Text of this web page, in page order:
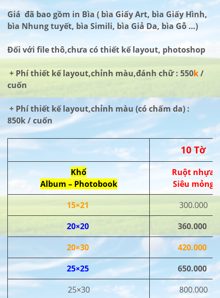
Giá đã bao gồm in Bìa ( bìa Giấy Art, bìa Giấy Hình,
bìa Nhung tuyết, bìa Simili, bìa Giả Da, bìa Gỗ …)
Đối với file thô,chưa có thiết kế layout, photoshop
+ Phí thiết kế layout,chỉnh màu,đánh chữ : 550k/
cuốn
+ Phí thiết kế layout,chỉnh màu (có chấm da) :
850k / cuốn
10 Tờ
Khổ
Album – Photobook
Ruột nhựa
Siêu mỏng
15×21
300.000
20×20
360.000
20×30
420.000
25×25
650.000
25×30
800.000